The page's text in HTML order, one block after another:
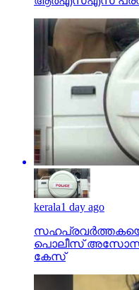
kerala1 day ago
സഹപ്രവര്‍ത്തകയെ
പൊലീസ്
കേസ്